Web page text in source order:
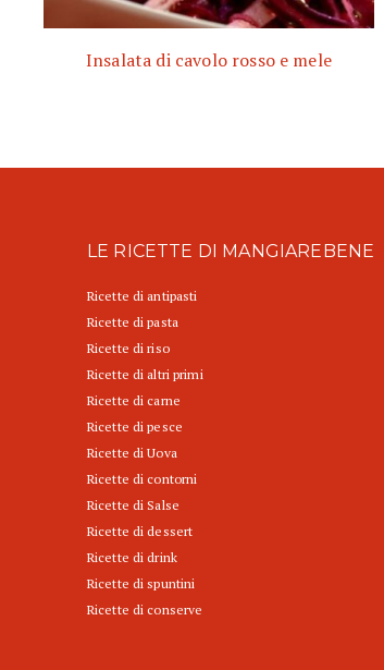
Insalata di cavolo rosso e mele
LE RICETTE DI MANGIAREBENE
Ricette di antipasti
Ricette di pasta
Ricette di riso
Ricette di altri primi
Ricette di carne
Ricette di pesce
Ricette di Uova
Ricette di contorni
Ricette di Salse
Ricette di dessert
Ricette di drink
Ricette di spuntini
Ricette di conserve